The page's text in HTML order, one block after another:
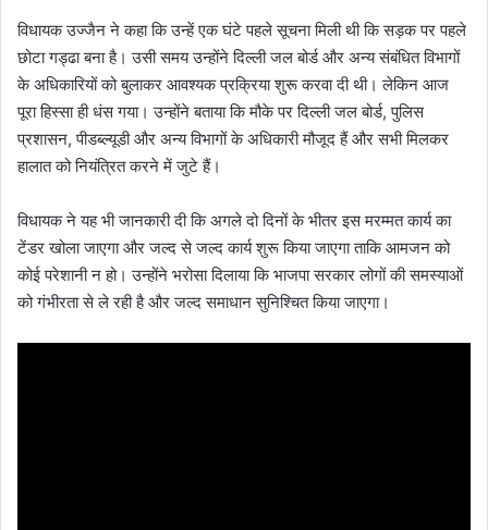
विधायक उज्जैन ने कहा कि उन्हें एक घंटे पहले सूचना मिली थी कि सड़क पर पहले
छोटा गड्ढा बना है। उसी समय उन्होंने दिल्ली जल बोर्ड और अन्य संबंधित विभागों
के अधिकारियों को बुलाकर आवश्यक प्रक्रिया शुरू करवा दी थी। लेकिन आज
पूरा हिस्सा ही धंस गया। उन्होंने बताया कि मौके पर दिल्ली जल बोर्ड, पुलिस
प्रशासन, पीडब्ल्यूडी और अन्य विभागों के अधिकारी मौजूद हैं और सभी मिलकर
हालात को नियंत्रित करने में जुटे हैं।
विधायक ने यह भी जानकारी दी कि अगले दो दिनों के भीतर इस मरम्मत कार्य का
टेंडर खोला जाएगा और जल्द से जल्द कार्य शुरू किया जाएगा ताकि आमजन को
कोई परेशानी न हो। उन्होंने भरोसा दिलाया कि भाजपा सरकार लोगों की समस्याओं
को गंभीरता से ले रही है और जल्द समाधान सुनिश्चित किया जाएगा।